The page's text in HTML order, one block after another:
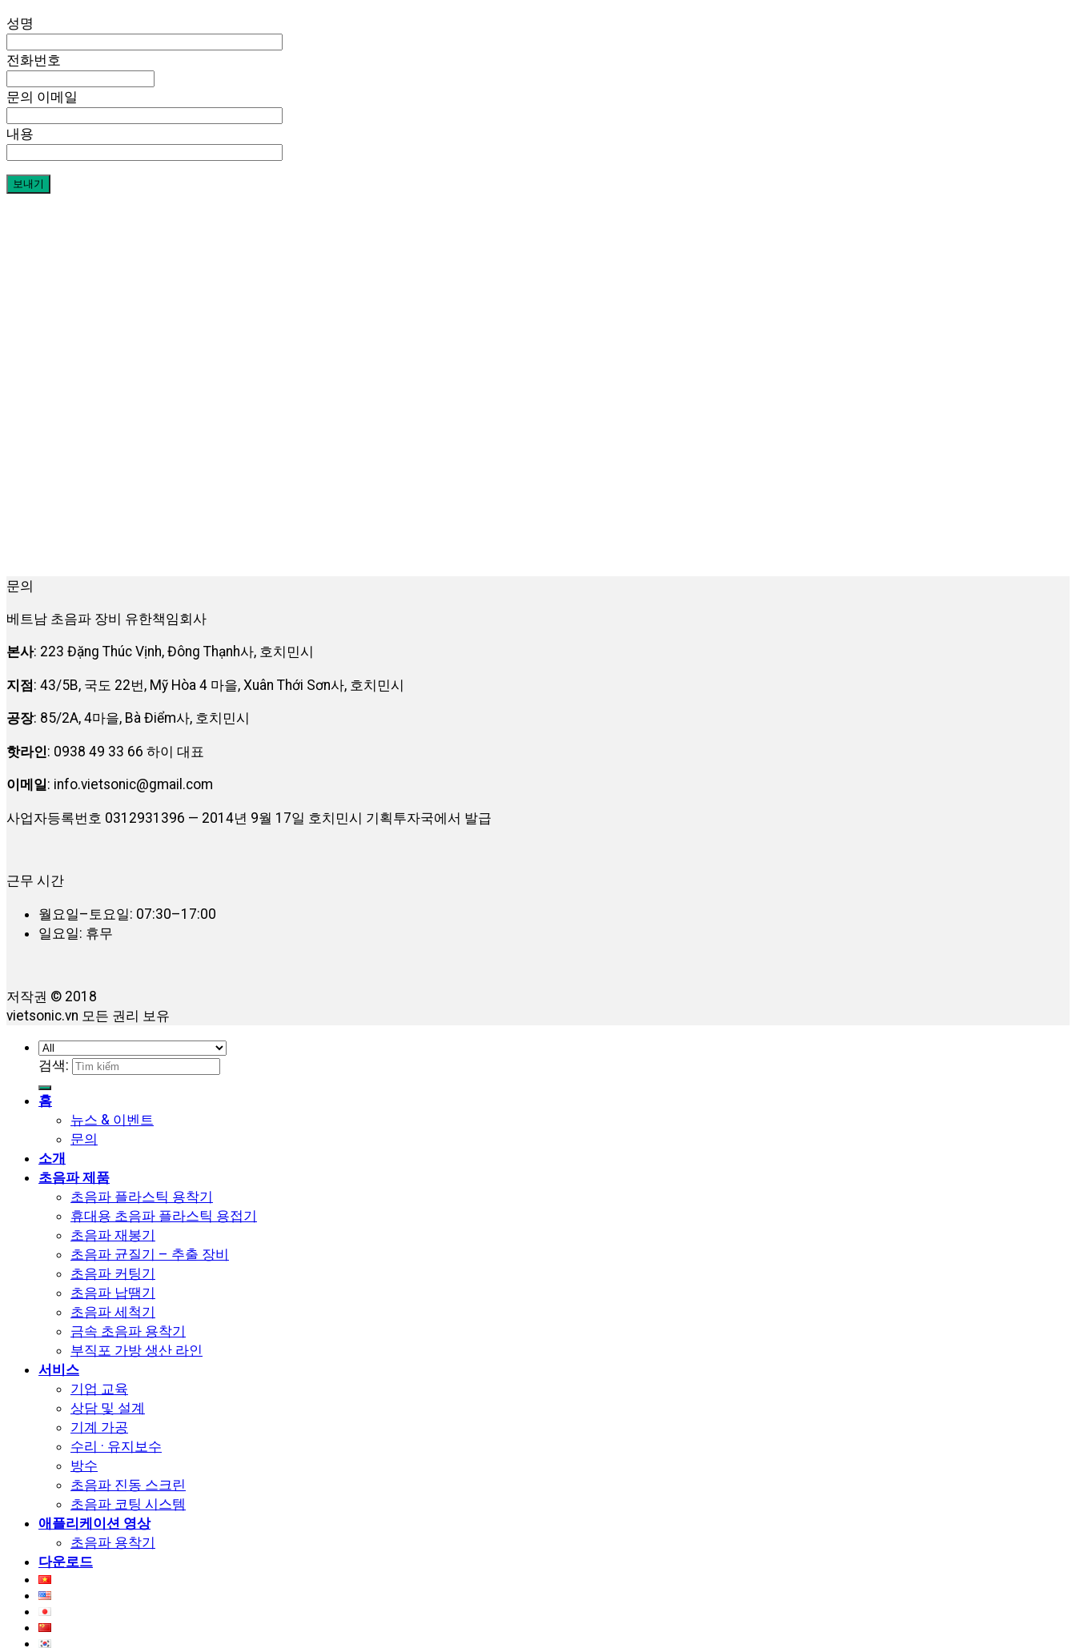
성명
전화번호
문의 이메일
내용
문의
베트남 초음파 장비 유한책임회사
본사: 223 Đặng Thúc Vịnh, Đông Thạnh사, 호치민시
지점: 43/5B, 국도 22번, Mỹ Hòa 4 마을, Xuân Thới Sơn사, 호치민시
공장: 85/2A, 4마을, Bà Điểm사, 호치민시
핫라인: 0938 49 33 66 하이 대표
이메일: info.vietsonic@gmail.com
사업자등록번호 0312931396 — 2014년 9월 17일 호치민시 기획투자국에서 발급
근무 시간
월요일–토요일: 07:30–17:00
일요일: 휴무
저작권 © 2018
vietsonic.vn 모든 권리 보유
검색:
홈
뉴스 & 이벤트
문의
소개
초음파 제품
초음파 플라스틱 용착기
휴대용 초음파 플라스틱 용접기
초음파 재봉기
초음파 균질기 – 추출 장비
초음파 커팅기
초음파 납땜기
초음파 세척기
금속 초음파 용착기
부직포 가방 생산 라인
서비스
기업 교육
상담 및 설계
기계 가공
수리 · 유지보수
방수
초음파 진동 스크린
초음파 코팅 시스템
애플리케이션 영상
초음파 용착기
다운로드